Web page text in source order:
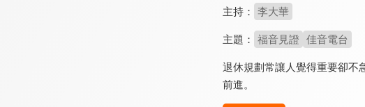
主持： 李大華
主題： 福音見證 佳音電台
退休規劃常讓人覺得重要卻不
前進。